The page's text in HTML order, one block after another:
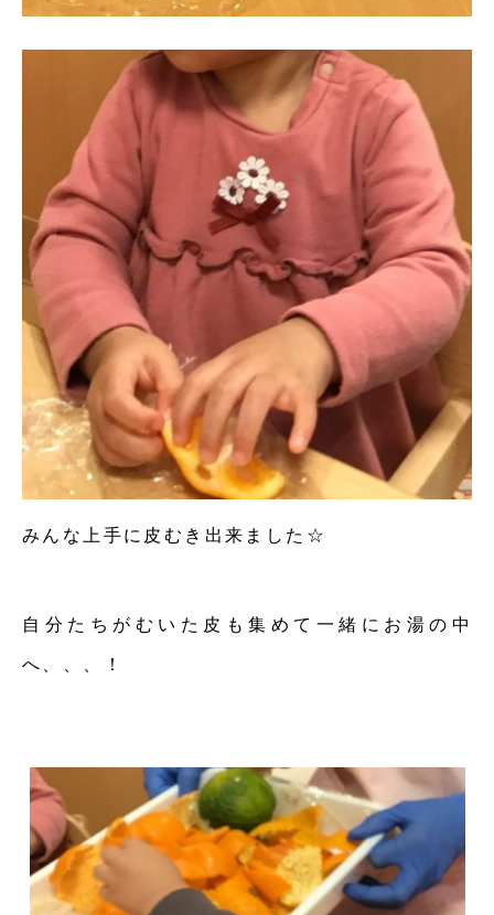
みんな上手に皮むき出来ました☆
自分たちがむいた皮も集めて一緒にお湯の中
へ、、、！